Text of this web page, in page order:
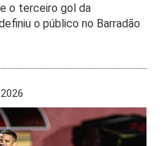
o terceiro gol da
o público no Barradão